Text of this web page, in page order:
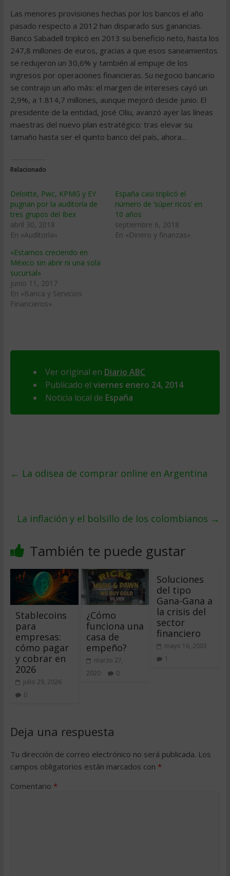
Las menores provisiones hechas por los bancos el año
pasado respecto a 2012 han disparado sus ganancias.
Banco Sabadell triplicó en 2013 su beneficio neto, hasta los
247,8 millones de euros, gracias a que esos saneamientos
se redujeron un 30,6% y también al empuje de los
ingresos por operaciones financieras. Su negocio bancario
se contrajo un año más: el margen de intereses cayó un
2,9%, a 1.814,7 millones, aunque mejoró desde junio. El
presidente de la entidad, José Oliu, avanzó ayer las líneas
maestras del nuevo plan estratégico: tras elevar su
tamaño hasta ser el quinto banco del país, ahora…
Relacionado
Deloitte, Pwc, KPMG y EY
pugnan por la auditoría de
tres grupos del Ibex
abril 30, 2018
En «Auditoría»
España casi triplicó el
número de ‘súper ricos’ en
10 años
septiembre 6, 2018
En «Dinero y finanzas»
«Estamos creciendo en
México sin abrir ni una sola
sucursal»
junio 11, 2017
En «Banca y Servicios
Financieros»
Ver original en Diario ABC
Publicado el viernes enero 24, 2014
Noticia local de España
← La odisea de comprar online en Argentina
La inflación y el bolsillo de los colombianos →
También te puede gustar
Stablecoins
para
empresas:
cómo pagar
y cobrar en
2026
julio 29, 2026
0
¿Cómo
funciona una
casa de
empeño?
marzo 27,
2020
0
Soluciones
del tipo
Gana-Gana a
la crisis del
sector
financiero
mayo 16, 2003
1
Deja una respuesta
Tu dirección de correo electrónico no será publicada. Los
campos obligatorios están marcados con *
Comentario *